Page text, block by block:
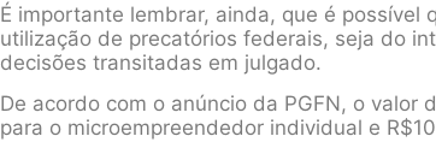
É importante lembrar, ainda, que é
utilização de precatórios federais, seja do
decisões transitadas em julgado.
De acordo com o anúncio da PGFN, o valor
para o microempreendedor individual e